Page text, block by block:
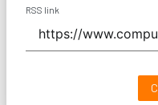
RSS link